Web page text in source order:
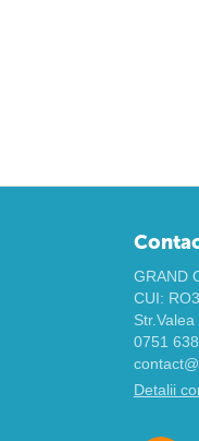
GRAND
CUI:
0751
Detalii